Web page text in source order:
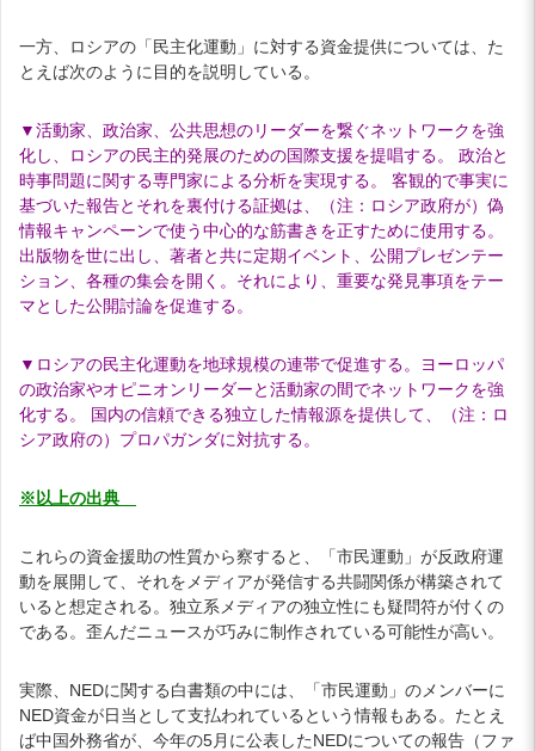
一方、ロシアの「民主化運動」に対する資金提供については、た
とえば次のように目的を説明している。
▼活動家、政治家、公共思想のリーダーを繋ぐネットワークを強
化し、ロシアの民主的発展のための国際支援を提唱する。 政治と
時事問題に関する専門家による分析を実現する。 客観的で事実に
基づいた報告とそれを裏付ける証拠は、（注：ロシア政府が）偽
情報キャンペーンで使う中心的な筋書きを正すために使用する。
出版物を世に出し、著者と共に定期イベント、公開プレゼンテー
ション、各種の集会を開く。それにより、重要な発見事項をテー
マとした公開討論を促進する。
▼ロシアの民主化運動を地球規模の連帯で促進する。ヨーロッパ
の政治家やオピニオンリーダーと活動家の間でネットワークを強
化する。 国内の信頼できる独立した情報源を提供して、（注：ロ
シア政府の）プロパガンダに対抗する。
※以上の出典
これらの資金援助の性質から察すると、「市民運動」が反政府運
動を展開して、それをメディアが発信する共闘関係が構築されて
いると想定される。独立系メディアの独立性にも疑問符が付くの
である。歪んだニュースが巧みに制作されている可能性が高い。
実際、NEDに関する白書類の中には、「市民運動」のメンバーに
NED資金が日当として支払われているという情報もある。たとえ
ば中国外務省が、今年の5月に公表したNEDについての報告（ファ